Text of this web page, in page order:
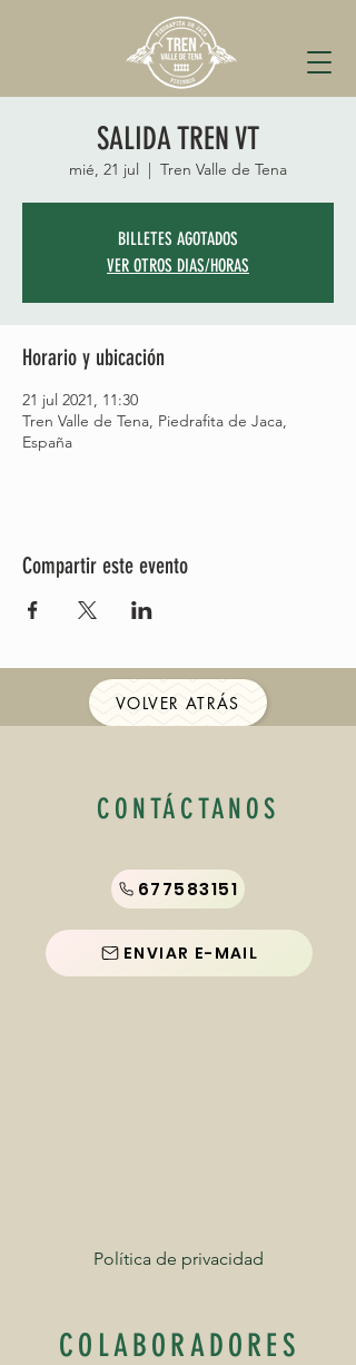
SALIDA TREN VT
mié, 21 jul
  |
Tren Valle de Tena
BILLETES AGOTADOS
VER OTROS DIAS/HORAS
Horario y ubicación
21 jul 2021, 11:30
Tren Valle de Tena, Piedrafita de Jaca,
España
Compartir este evento
VOLVER ATRÁS
CONTÁCTANOS
677583151
ENVIAR E-MAIL
Política de privacidad
COLABORADORES